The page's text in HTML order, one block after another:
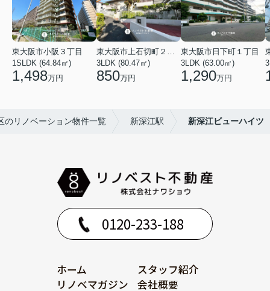
東大阪市小阪３丁目
1SLDK (64.84㎡)
1,498万円
東大阪市上石切町２丁目
3LDK (80.47㎡)
850万円
東大阪市日下町１丁目
3LDK (63.00㎡)
1,290万円
のリノベーション物件一覧 新深江駅 新深江ビューハイツ
0120-233-188
ホーム
スタッフ紹介
リノベマガジン
会社概要